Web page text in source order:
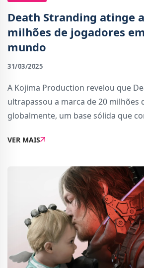
Death Stranding atinge
milhões de jogadores
mundo
31/03/2025
A Kojima Production revelou que
ultrapassou a marca de 20 milhões
globalmente, um base sólida que
da aguardada sequela, Death
VER MAIS